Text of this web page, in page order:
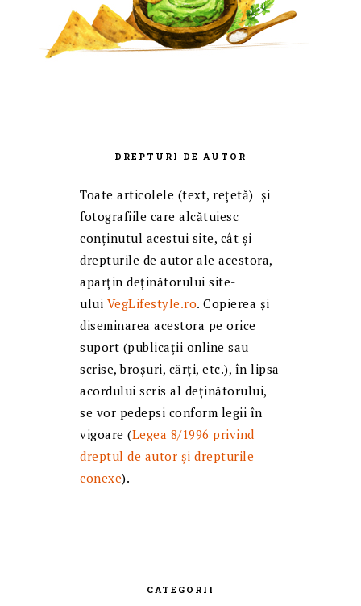
DREPTURI DE AUTOR
Toate articolele (text, reţetă) și
fotografiile care alcătuiesc
conținutul acestui site, cât și
drepturile de autor ale acestora,
aparțin deținătorului site-
ului VegLifestyle.ro. Copierea și
diseminarea acestora pe orice
suport (publicații online sau
scrise, broșuri, cărți, etc.), în lipsa
acordului scris al deținătorului,
se vor pedepsi conform legii în
vigoare (Legea 8/1996 privind
dreptul de autor și drepturile
conexe).
CATEGORII